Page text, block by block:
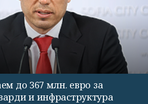
до 367 млн. евро за
и инфраструктура